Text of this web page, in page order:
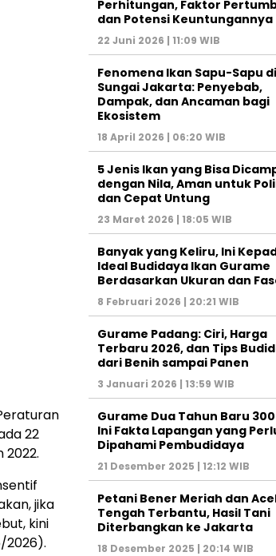
22
jika
kini
2026).
Perhitungan, Faktor
dan Potensi Keuntungannya
22 Juni 2026 | 11:09 WIB
Fenomena Ikan Sapu-Sapu di
Sungai Jakarta: Penyebab,
Dampak, dan Ancaman bagi
Ekosistem
18 April 2026 | 06:20 WIB
5 Jenis Ikan yang Bisa
dengan Nila, Aman untuk
dan Cepat Untung
23 Maret 2026 | 18:05 WIB
Banyak yang Keliru, Ini
Ideal Budidaya Ikan Gurame
Berdasarkan Ukuran dan
8 Februari 2026 | 20:21 WIB
Gurame Padang: Ciri, Harga
Terbaru 2026, dan Tips
dari Benih sampai Panen
3 Januari 2026 | 13:59 WIB
Gurame Dua Tahun Baru
Ini Fakta Lapangan yang
Dipahami Pembudidaya
21 Desember 2025 | 12:12 WIB
Petani Bener Meriah dan
Tengah Terbantu, Hasil Tani
Diterbangkan ke Jakarta
18 Desember 2025 | 20:14 WIB